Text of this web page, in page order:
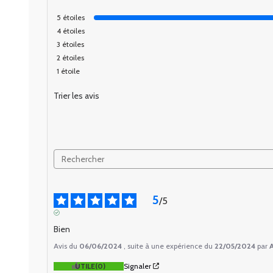
5 étoiles
4 étoiles
3 étoiles
2 étoiles
1 étoile
Trier les avis
5/5
Bien
Avis du 06/06/2024 , suite à une expérience du 22/05/2024 par
UTILE(0) Signaler